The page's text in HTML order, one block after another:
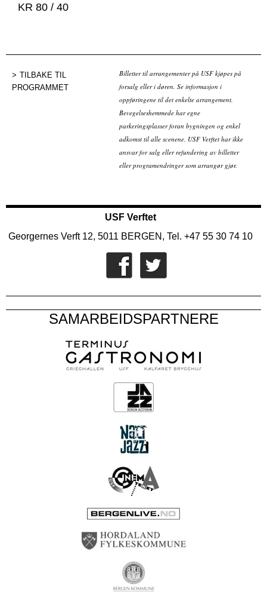
KR 80 / 40
TILBAKE TIL
PROGRAMMET
Billetter til arrangementer på USF kjøpes på
forsalg eller i døren. Se informasjon i
oppføringene til det enkelte arrangement.
Bevegelseshemmede har egne
parkeringsplasser foran bygningen og enkel
adkomst til alle scenene. USF Verftet har ikke
ansvar for salg eller refundering av billetter
eller programendringer som arrangør gjør.
USF Verftet
Georgernes Verft 12, 5011 BERGEN, Tel. +47 55 30 74 10
SAMARBEIDSPARTNERE